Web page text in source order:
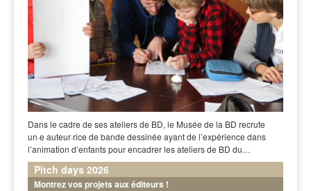
Dans le cadre de ses ateliers de BD, le Musée de la BD recrute
un·e auteur·rice de bande dessinée ayant de l’expérience dans
l’animation d’enfants pour encadrer les ateliers de BD du…
Pitch days 2026
Montrez vos projets aux éditeurs !